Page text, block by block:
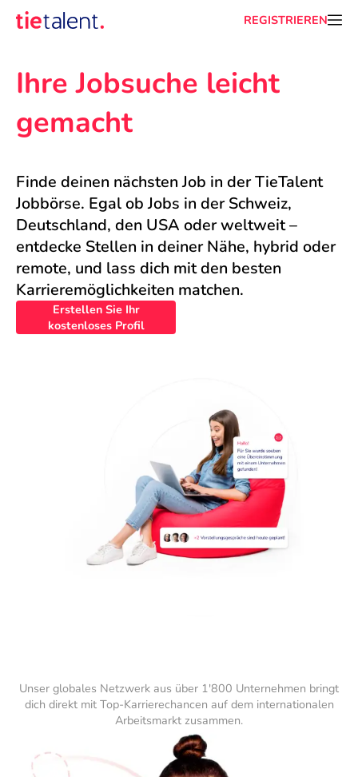
REGISTRIEREN
Ihre Jobsuche leicht
gemacht
Finde deinen nächsten Job in der TieTalent
Jobbörse. Egal ob Jobs in der Schweiz,
Deutschland, den USA oder weltweit –
entdecke Stellen in deiner Nähe, hybrid oder
remote, und lass dich mit den besten
Karrieremöglichkeiten matchen.
Erstellen Sie Ihr
kostenloses Profil
Unser globales Netzwerk aus über 1'800 Unternehmen bringt
dich direkt mit Top-Karrierechancen auf dem internationalen
Arbeitsmarkt zusammen.